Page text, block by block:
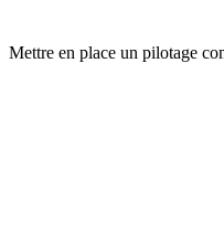
Mettre en place un pilotage